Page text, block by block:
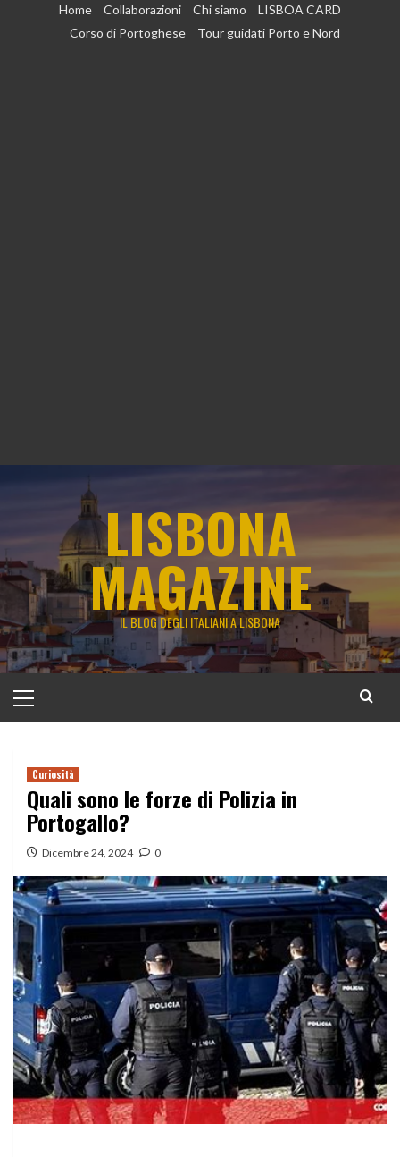
Home Collaborazioni Chi siamo
LISBOA CARD
Corso di Portoghese
Tour guidati Porto e Nord
LISBONA
MAGAZINE
IL BLOG DEGLI ITALIANI A LISBONA
principale
Curiosità
Quali sono le forze di Polizia in
Portogallo?
Dicembre 24, 2024 0